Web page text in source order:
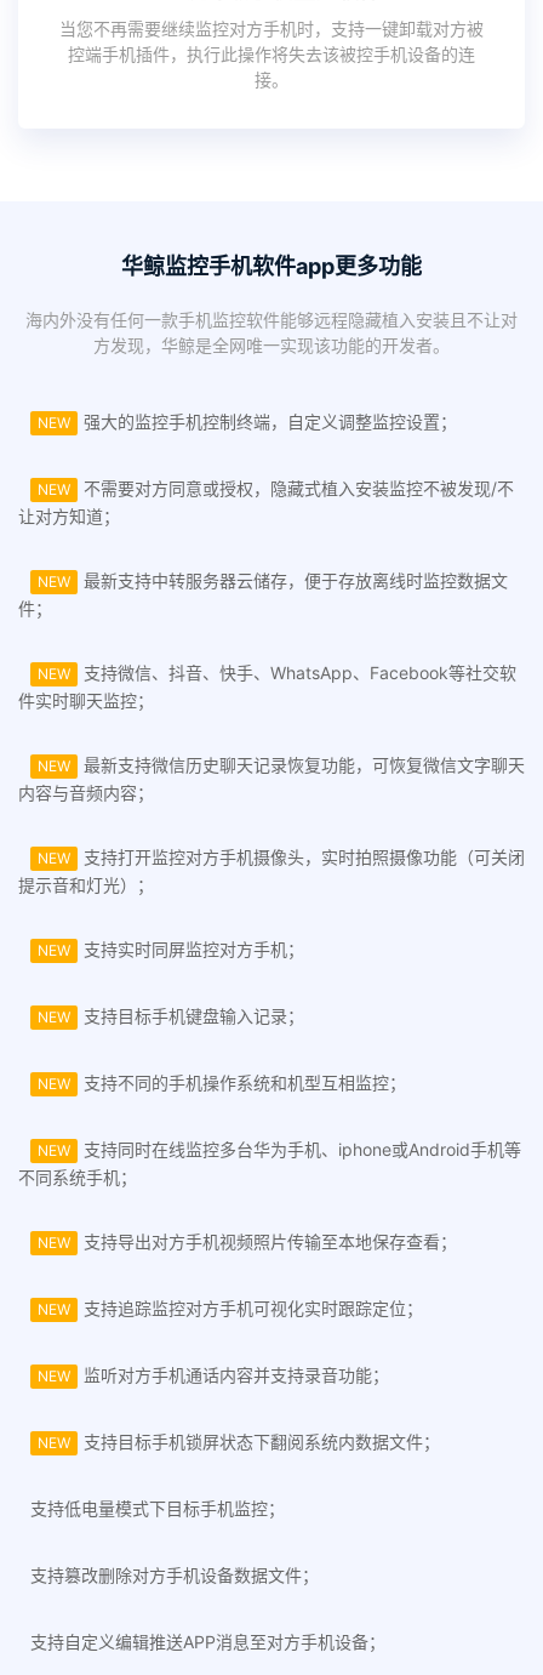
当您不再需要继续监控对方手机时，支持一键卸载对方被
控端手机插件，执行此操作将失去该被控手机设备的连
接。
华鲸监控手机软件app更多功能
海内外没有任何一款手机监控软件能够远程隐藏植入安装且不让对
方发现，华鲸是全网唯一实现该功能的开发者。
NEW 强大的监控手机控制终端，自定义调整监控设置；
NEW
不需要对方同意或授权，隐藏式植入安装监控不被发现/不
让对方知道；
NEW
最新支持中转服务器云储存，便于存放离线时监控数据文
件；
NEW
支持微信、抖音、快手、WhatsApp、Facebook等社交软
件实时聊天监控；
NEW
最新支持微信历史聊天记录恢复功能，可恢复微信文字聊天
内容与音频内容；
NEW
支持打开监控对方手机摄像头，实时拍照摄像功能（可关闭
提示音和灯光）；
NEW 支持实时同屏监控对方手机；
NEW 支持目标手机键盘输入记录；
NEW 支持不同的手机操作系统和机型互相监控；
NEW
支持同时在线监控多台华为手机、iphone或Android手机等
不同系统手机；
NEW 支持导出对方手机视频照片传输至本地保存查看；
NEW 支持追踪监控对方手机可视化实时跟踪定位；
NEW 监听对方手机通话内容并支持录音功能；
NEW 支持目标手机锁屏状态下翻阅系统内数据文件；
支持低电量模式下目标手机监控；
支持篡改删除对方手机设备数据文件；
支持自定义编辑推送APP消息至对方手机设备；